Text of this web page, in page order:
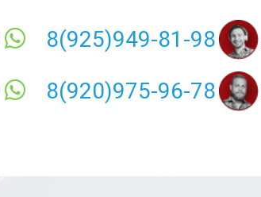
8(925)949-81-98
8(920)975-96-78